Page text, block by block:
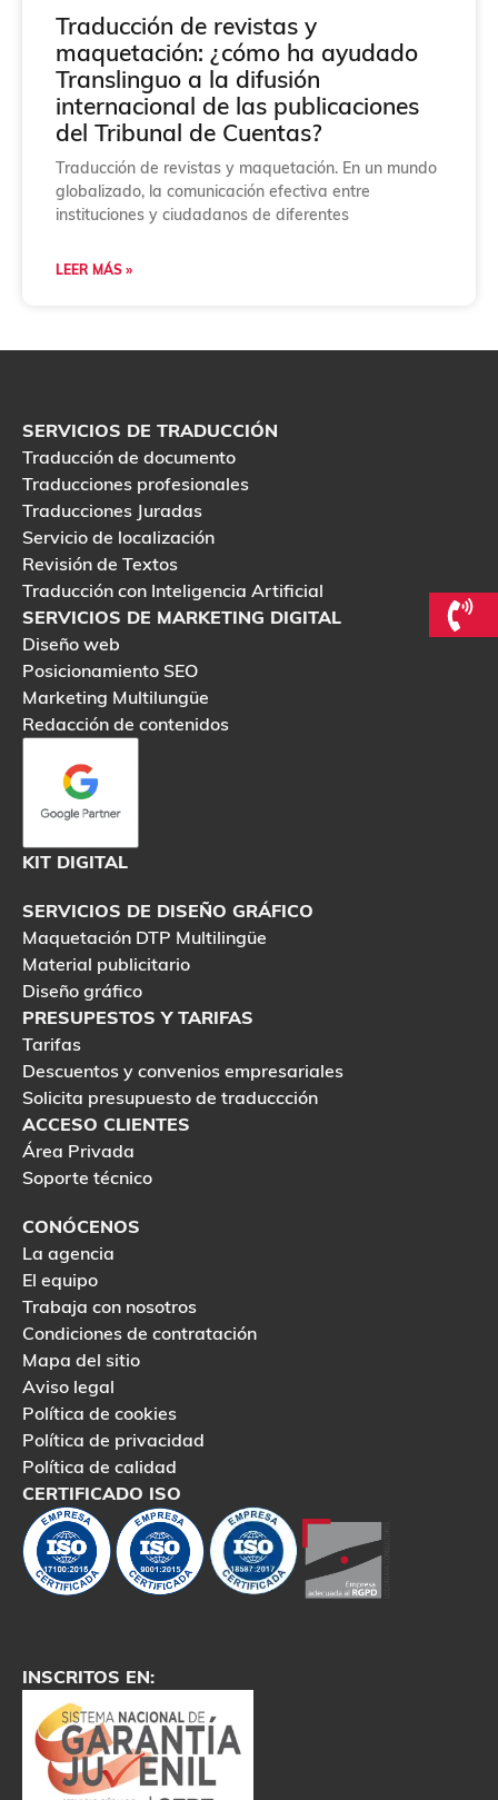
Traducción de revistas y
maquetación: ¿cómo ha ayudado
Translinguo a la difusión
internacional de las publicaciones
del Tribunal de Cuentas?
Traducción de revistas y maquetación. En un mundo
globalizado, la comunicación efectiva entre
instituciones y ciudadanos de diferentes
LEER MÁS »
SERVICIOS DE TRADUCCIÓN
Traducción de documento
Traducciones profesionales
Traducciones Juradas
Servicio de localización
Revisión de Textos
Traducción con Inteligencia Artificial
SERVICIOS DE MARKETING DIGITAL
Diseño web
Posicionamiento SEO
Marketing Multilungüe
Redacción de contenidos
KIT DIGITAL
SERVICIOS DE DISEÑO GRÁFICO
Maquetación DTP Multilingüe
Material publicitario
Diseño gráfico
PRESUPESTOS Y TARIFAS
Tarifas
Descuentos y convenios empresariales
Solicita presupuesto de traduccción
ACCESO CLIENTES
Área Privada
Soporte técnico
CONÓCENOS
La agencia
El equipo
Trabaja con nosotros
Condiciones de contratación
Mapa del sitio
Aviso legal
Política de cookies
Política de privacidad
Política de calidad
CERTIFICADO ISO
INSCRITOS EN: